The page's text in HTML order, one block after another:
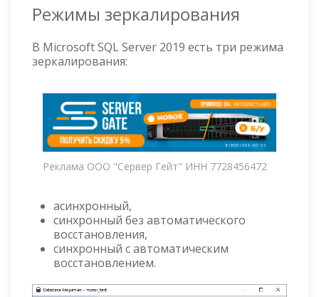
Режимы зеркалирования
В Microsoft SQL Server 2019 есть три режима
зеркалирования:
Реклама ООО "Сервер Гейт" ИНН 7728456472
асинхронный,
синхронный без автоматического
восстановления,
синхронный с автоматическим
восстановлением.